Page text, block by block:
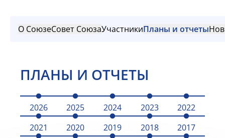
О СоюзеСовет СоюзаУчастникиПланы и отчеты
ПЛАНЫ И ОТЧЕТЫ
2026 2025 2024 2023
2022
2021
2020 2019 2018
2017